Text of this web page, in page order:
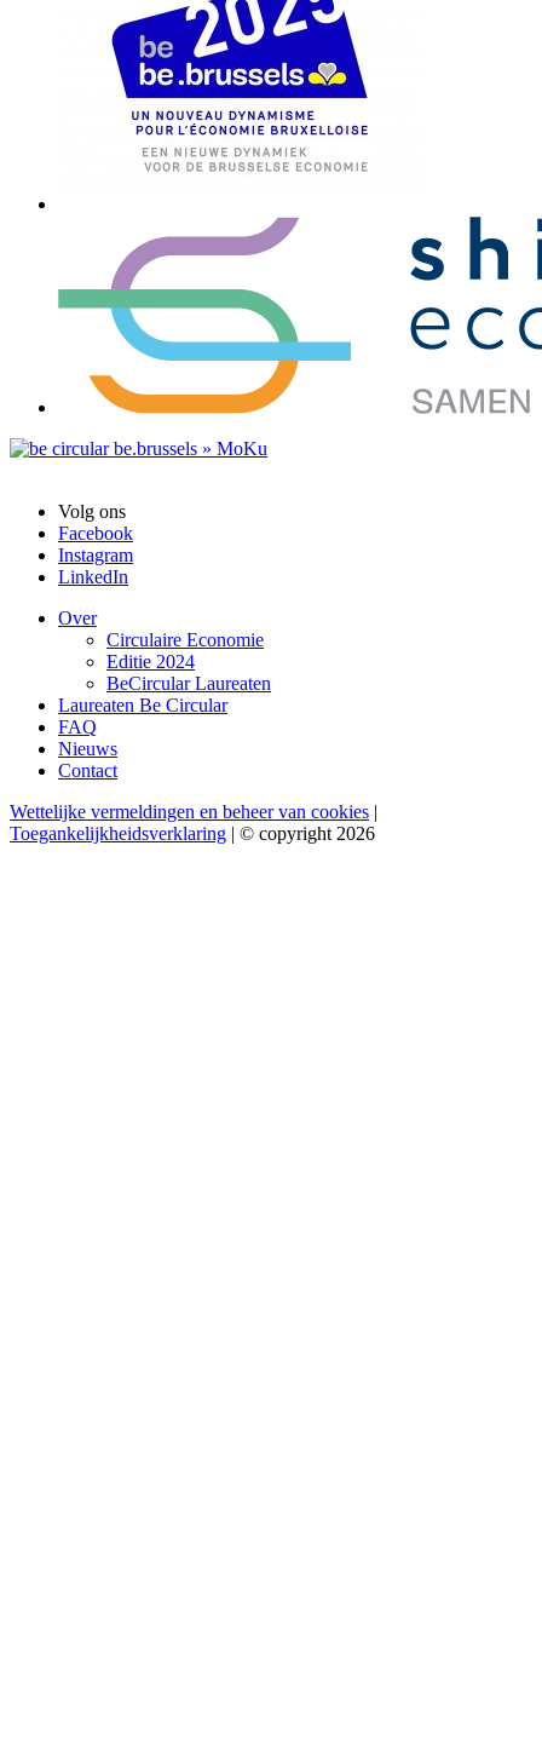
Volg ons
Facebook
Instagram
LinkedIn
Over
Circulaire Economie
Editie 2024
BeCircular Laureaten
Laureaten Be Circular
FAQ
Nieuws
Contact
Wettelijke vermeldingen en beheer van cookies |
Toegankelijkheidsverklaring | © copyright 2026